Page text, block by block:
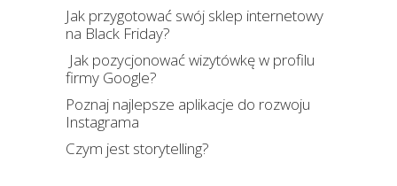
Jak przygotować swój sklep internetowy
na Black Friday?
Jak pozycjonować wizytówkę w profilu
firmy Google?
Poznaj najlepsze aplikacje do rozwoju
Instagrama
Czym jest storytelling?